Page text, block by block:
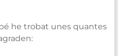
he trobat unes quantes